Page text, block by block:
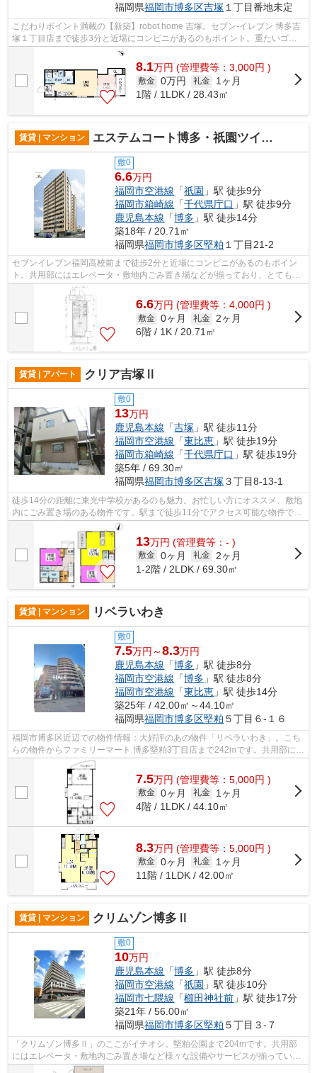
福岡県福岡市博多区吉塚 １丁目番地未定
こだわりポイント満載の【新築】robot home 吉塚。セブン-イレブン 博多吉
塚１丁目店まで徒歩3分と近場にコンビニがあるのもポイント。重たいゴミ
の持ち運びがしやすく、敷地内にごみ...
8.1万円 (管理費等：3,000円 )
敷金 0万円 礼金
1ヶ月
1階 / 1LDK / 28.43㎡
賃貸 | マンション エステムコート博多・祇園ツインタワーファーストステージ
敷0
6.6万円
福岡市空港線 「祇園 」駅 徒歩9分
福岡市箱崎線 「千代県庁口 」駅 徒歩9分
鹿児島本線 「博多 」駅 徒歩14分
築18年 / 20.71㎡
福岡県福岡市博多区堅粕 １丁目21-2
セブンイレブン福岡高校前まで徒歩2分と近場にコンビニがあるのもポイン
ト。共用部にはエレベータ・敷地内ごみ置き場などが揃っており、とても充
実しています。今注目を集めている物件...
6.6万円 (管理費等：4,000円 )
敷金 0ヶ月 礼金
2ヶ月
6階 / 1K / 20.71㎡
賃貸 | アパート クリア吉塚Ⅱ
敷0
13万円
鹿児島本線 「吉塚 」駅 徒歩11分
福岡市空港線 「東比恵 」駅 徒歩19分
福岡市箱崎線 「千代県庁口 」駅 徒歩19分
築5年 / 69.30㎡
福岡県福岡市博多区吉塚３丁目8-13-1
徒歩14分の距離に東光中学校があるのも魅力。お忙しい方にオススメ、敷地
内にごみ置き場のある物件です。駅まで徒歩11分でアクセス可能な物件で
す。賃料は高いですが、その分設備は充...
13万円 (管理費等：- )
敷金 0ヶ月 礼金
2ヶ月
1-2階 / 2LDK / 69.30㎡
賃貸 | マンション リベラいわき
敷0
7.5万円～8.3万円
鹿児島本線 「博多 」駅 徒歩8分
福岡市空港線 「博多 」駅 徒歩8分
福岡市空港線 「東比恵 」駅 徒歩14分
築25年 / 42.00㎡～44.10㎡
福岡県福岡市博多区堅粕 ５丁目６-１６
福岡市博多区近辺での物件情報：大好評のあの物件「リベラいわき」。こち
らの物件からファミリーマート 博多堅粕3丁目店まで242mです。共用部には
エレベータ・敷地内ごみ置き場などが...
7.5万円 (管理費等：5,000円 )
敷金 0ヶ月 礼金
1ヶ月
4階 / 1LDK / 44.10㎡
8.3万円 (管理費等：5,000円 )
敷金 0ヶ月 礼金
1ヶ月
11階 / 1LDK / 42.00㎡
賃貸 | マンション クリムゾン博多Ⅱ
敷0
10万円
鹿児島本線 「博多 」駅 徒歩8分
福岡市空港線 「祇園 」駅 徒歩10分
福岡市七隈線 「櫛田神社前 」駅 徒歩17分
築21年 / 56.00㎡
福岡県福岡市博多区堅粕 ５丁目３-７
「クリムゾン博多Ⅱ」のここがイチオシ。堅粕公園まで204mです。共用部
にはエレベータ・敷地内ごみ置き場など様々な設備やサービスが揃っている
ので便利です。こちらは初期費用をカード...